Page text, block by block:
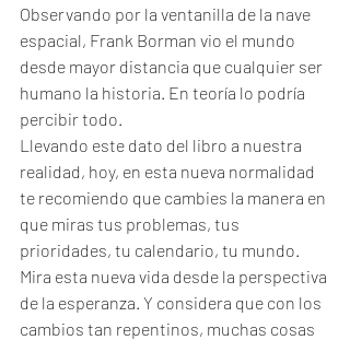
Observando por la ventanilla de la nave
espacial, Frank Borman vio el mundo
desde mayor distancia que cualquier ser
humano la historia. En teoría lo podría
percibir todo.
Llevando este dato del libro a nuestra
realidad, hoy, en esta nueva normalidad
te recomiendo que cambies la manera en
que miras tus problemas, tus
prioridades, tu calendario, tu mundo.
Mira esta nueva vida desde la perspectiva
de la esperanza. Y considera que con los
cambios tan repentinos, muchas cosas